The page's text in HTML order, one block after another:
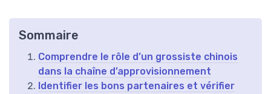
Sommaire
Comprendre le rôle d’un grossiste chinois
dans la chaîne d’approvisionnement
Identifier les bons partenaires et vérifier